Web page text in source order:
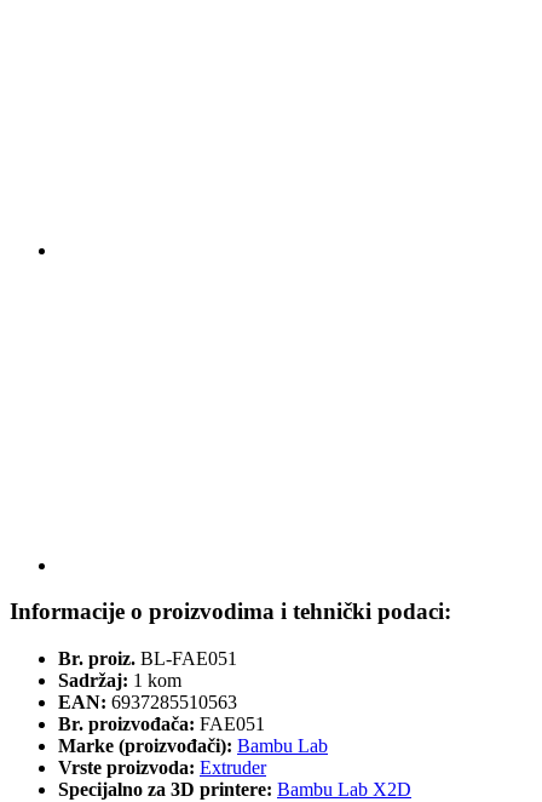
Informacije o proizvodima i tehnički podaci:
Br. proiz. BL-FAE051
Sadržaj: 1 kom
EAN: 6937285510563
Br. proizvođača: FAE051
Marke (proizvođači): Bambu Lab
Vrste proizvoda: Extruder
Specijalno za 3D printere: Bambu Lab X2D